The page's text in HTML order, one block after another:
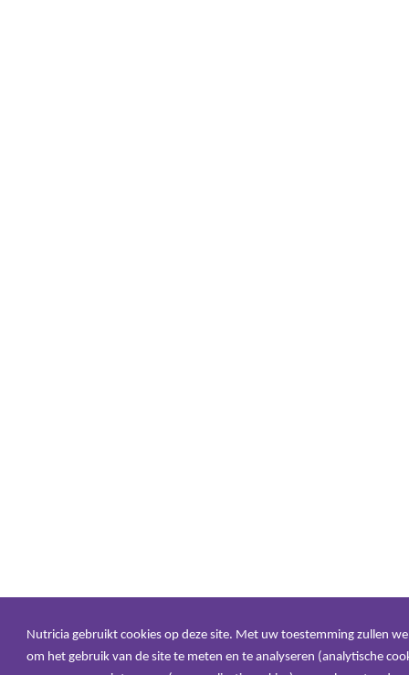
Nutricia gebruikt cookies op deze site. Met uw toestemming zullen
om het gebruik van de site te meten en te analyseren (analytische